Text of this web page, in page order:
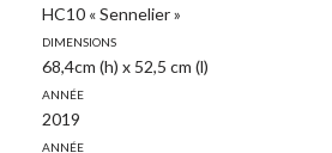
HC10 « Sennelier »
Dimensions
68,4cm (h) x 52,5 cm (l)
Année
2019
Année